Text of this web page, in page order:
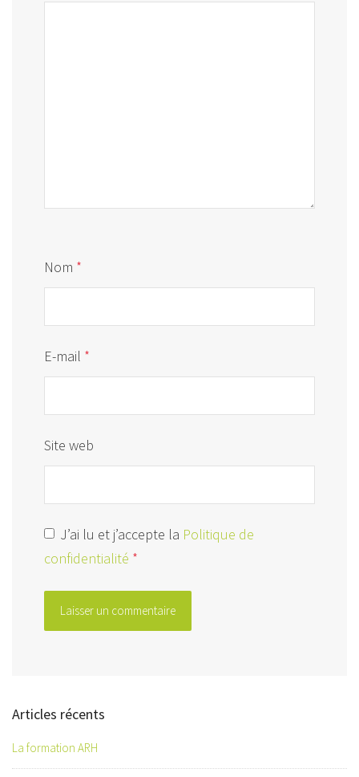
Nom *
E-mail *
Site web
J’ai lu et j’accepte la Politique de
confidentialité *
Articles récents
La formation ARH